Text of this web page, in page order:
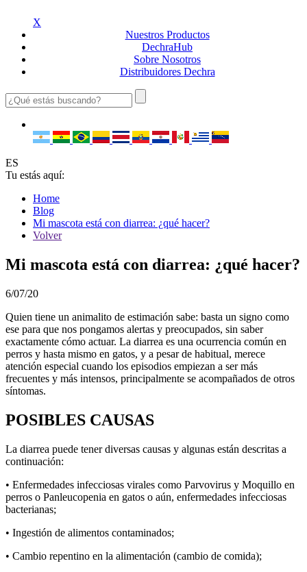
X
Nuestros Productos
DechraHub
Sobre Nosotros
Distribuidores Dechra
ES
Tu estás aquí:
Home
Blog
Mi mascota está con diarrea: ¿qué hacer?
Volver
Mi mascota está con diarrea: ¿qué hacer?
6/07/20
Quien tiene un animalito de estimación sabe: basta un signo como
ese para que nos pongamos alertas y preocupados, sin saber
exactamente cómo actuar. La diarrea es una ocurrencia común en
perros y hasta mismo en gatos, y a pesar de habitual, merece
atención especial cuando los episodios empiezan a ser más
frecuentes y más intensos, principalmente se acompañados de otros
síntomas.
POSIBLES CAUSAS
La diarrea puede tener diversas causas y algunas están descritas a
continuación:
• Enfermedades infecciosas virales como Parvovirus y Moquillo en
perros o Panleucopenia en gatos o aún, enfermedades infecciosas
bacterianas;
• Ingestión de alimentos contaminados;
• Cambio repentino en la alimentación (cambio de comida);